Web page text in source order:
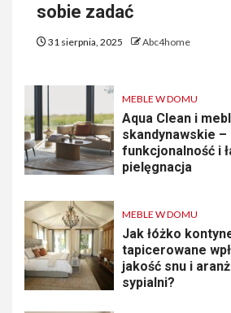
sobie zadać
31 sierpnia, 2025 Abc4home
MEBLE W DOMU
Aqua Clean i
skandynawskie –
funkcjonalność i
pielęgnacja
MEBLE W DOMU
Jak łóżko
tapicerowane
jakość snu i
sypialni?